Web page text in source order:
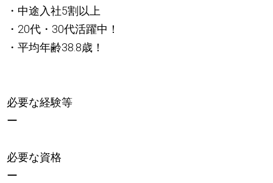
・中途入社5割以上
・20代・30代活躍中！
・平均年齢38.8歳！
必要な経験等
ー
必要な資格
ー